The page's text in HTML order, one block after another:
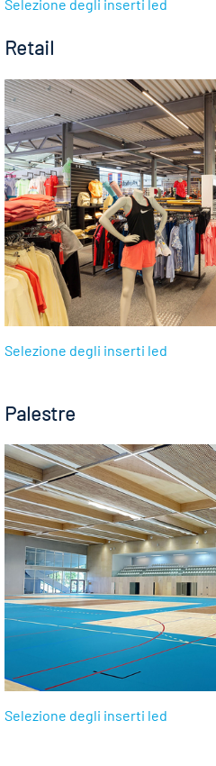
Selezione degli inserti led
Retail
Selezione degli inserti led
Palestre
Selezione degli inserti led